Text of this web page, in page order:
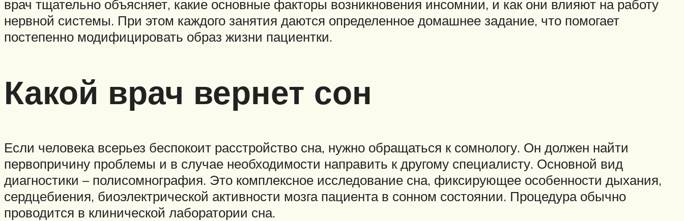
врач тщательно объясняет, какие основные факторы возникновения инсомнии, и как они влияют на работу
нервной системы. При этом каждого занятия даются определенное домашнее задание, что помогает
постепенно модифицировать образ жизни пациентки.
Какой врач вернет сон
Если человека всерьез беспокоит расстройство сна, нужно обращаться к сомнологу. Он должен найти
первопричину проблемы и в случае необходимости направить к другому специалисту. Основной вид
диагностики – полисомнография. Это комплексное исследование сна, фиксирующее особенности дыхания,
сердцебиения, биоэлектрической активности мозга пациента в сонном состоянии. Процедура обычно
проводится в клинической лаборатории сна.